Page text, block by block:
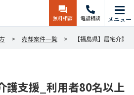
無料相談 電話相談 メニュー
売却案件一覧 【福島県】居宅介護
護支援_利用者80名以上